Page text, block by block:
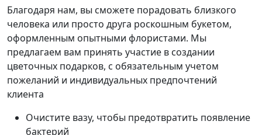
Благодаря нам, вы сможете порадовать близкого
человека или просто друга роскошным букетом,
оформленным опытными флористами. Мы
предлагаем вам принять участие в создании
цветочных подарков, с обязательным учетом
пожеланий и индивидуальных предпочтений
клиента
Очистите вазу, чтобы предотвратить появление
бактерий